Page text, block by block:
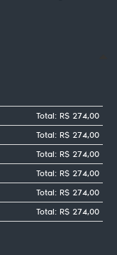
Total: R$ 274,00
Total: R$ 274,00
Total: R$ 274,00
Total: R$ 274,00
Total: R$ 274,00
Total: R$ 274,00